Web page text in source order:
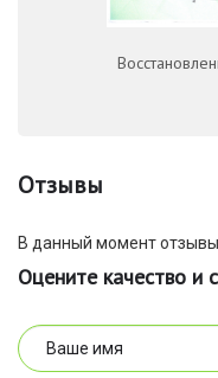
Отзывы
В данный момент отзывы
Оцените качество и